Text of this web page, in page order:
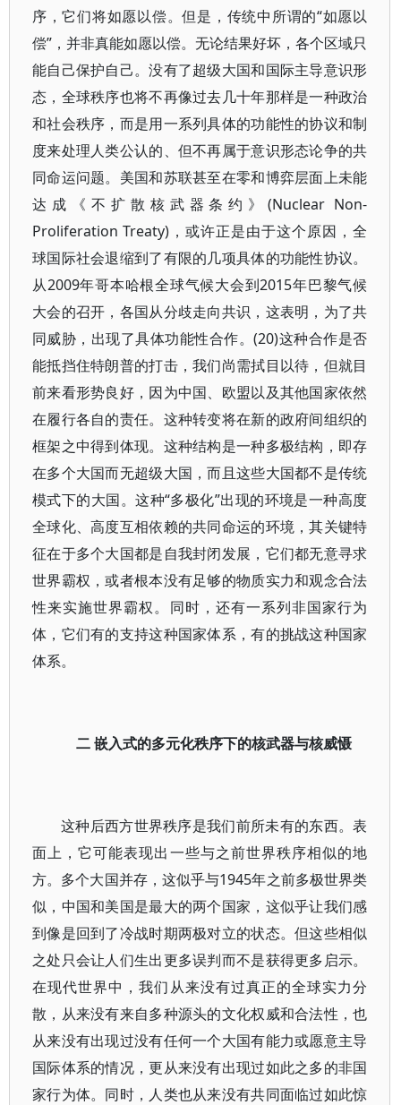
序，它们将如愿以偿。但是，传统中所谓的“如愿以
偿”，并非真能如愿以偿。无论结果好坏，各个区域只
能自己保护自己。没有了超级大国和国际主导意识形
态，全球秩序也将不再像过去几十年那样是一种政治
和社会秩序，而是用一系列具体的功能性的协议和制
度来处理人类公认的、但不再属于意识形态论争的共
同命运问题。美国和苏联甚至在零和博弈层面上未能
达成《不扩散核武器条约》(Nuclear Non-
Proliferation Treaty)，或许正是由于这个原因，全
球国际社会退缩到了有限的几项具体的功能性协议。
从2009年哥本哈根全球气候大会到2015年巴黎气候
大会的召开，各国从分歧走向共识，这表明，为了共
同威胁，出现了具体功能性合作。(20)这种合作是否
能抵挡住特朗普的打击，我们尚需拭目以待，但就目
前来看形势良好，因为中国、欧盟以及其他国家依然
在履行各自的责任。这种转变将在新的政府间组织的
框架之中得到体现。这种结构是一种多极结构，即存
在多个大国而无超级大国，而且这些大国都不是传统
模式下的大国。这种“多极化”出现的环境是一种高度
全球化、高度互相依赖的共同命运的环境，其关键特
征在于多个大国都是自我封闭发展，它们都无意寻求
世界霸权，或者根本没有足够的物质实力和观念合法
性来实施世界霸权。同时，还有一系列非国家行为
体，它们有的支持这种国家体系，有的挑战这种国家
体系。
二 嵌入式的多元化秩序下的核武器与核威慑
这种后西方世界秩序是我们前所未有的东西。表
面上，它可能表现出一些与之前世界秩序相似的地
方。多个大国并存，这似乎与1945年之前多极世界类
似，中国和美国是最大的两个国家，这似乎让我们感
到像是回到了冷战时期两极对立的状态。但这些相似
之处只会让人们生出更多误判而不是获得更多启示。
在现代世界中，我们从来没有过真正的全球实力分
散，从来没有来自多种源头的文化权威和合法性，也
从来没有出现过没有任何一个大国有能力或愿意主导
国际体系的情况，更从来没有出现过如此之多的非国
家行为体。同时，人类也从来没有共同面临过如此惊